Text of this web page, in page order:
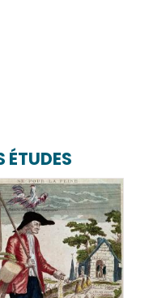
ÉTUDES